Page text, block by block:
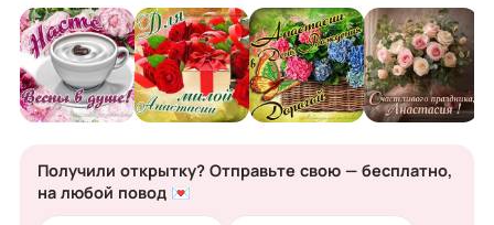
Получили открытку? Отправьте свою — бесплатно,
на любой повод 💌